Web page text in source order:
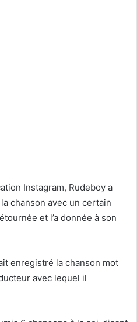
Instagram, Rudeboy a
chanson avec un certain
et l’a donnée à son
enregistré la chanson mot
avec lequel il